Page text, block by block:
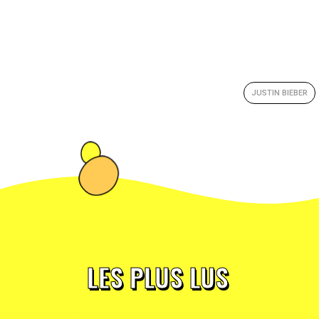
JUSTIN BIEBER
LES PLUS LUS